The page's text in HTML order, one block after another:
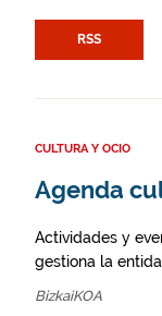
RSS
CULTURA Y OCIO
Agenda
Actividades y
gestiona la
BizkaiKOA